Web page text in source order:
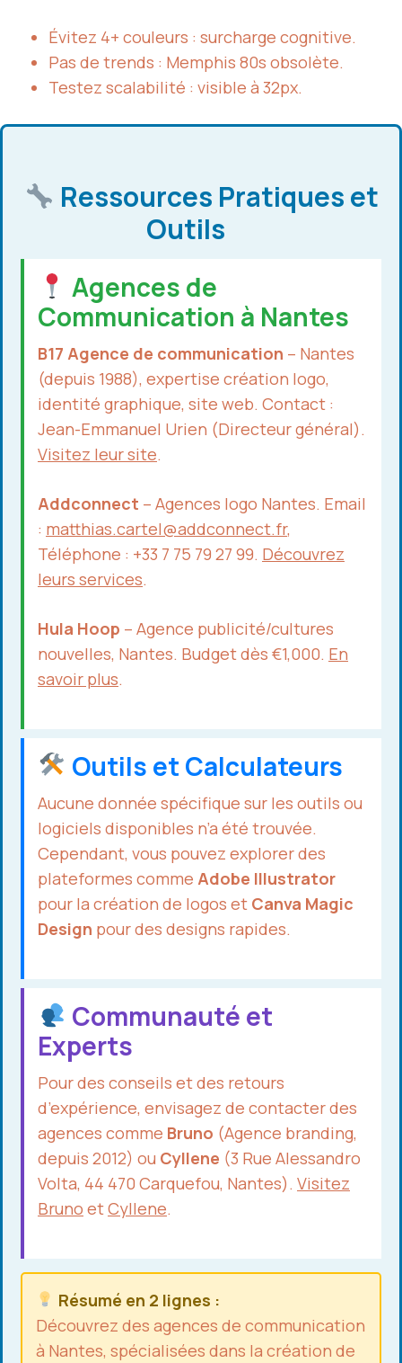
Évitez 4+ couleurs : surcharge cognitive.
Pas de trends : Memphis 80s obsolète.
Testez scalabilité : visible à 32px.
Ressources Pratiques et
Outils
Agences de
Communication à Nantes
B17 Agence de communication – Nantes
(depuis 1988), expertise création logo,
identité graphique, site web. Contact :
Jean-Emmanuel Urien (Directeur général).
Visitez leur site.
Addconnect – Agences logo Nantes. Email
: matthias.cartel@addconnect.fr,
Téléphone : +33 7 75 79 27 99. Découvrez
leurs services.
Hula Hoop – Agence publicité/cultures
nouvelles, Nantes. Budget dès €1,000. En
savoir plus.
Outils et Calculateurs
Aucune donnée spécifique sur les outils ou
logiciels disponibles n’a été trouvée.
Cependant, vous pouvez explorer des
plateformes comme Adobe Illustrator
pour la création de logos et Canva Magic
Design pour des designs rapides.
Communauté et
Experts
Pour des conseils et des retours
d’expérience, envisagez de contacter des
agences comme Bruno (Agence branding,
depuis 2012) ou Cyllene (3 Rue Alessandro
Volta, 44 470 Carquefou, Nantes). Visitez
Bruno etCyllene.
Résumé en 2 lignes :
Découvrez des agences de communication
à Nantes, spécialisées dans la création de